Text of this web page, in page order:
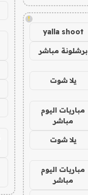
!
yalla shoot
برشلونة مباشر
يلا شوت
مباريات اليوم
مباشر
يلا شوت
مباريات اليوم
مباشر